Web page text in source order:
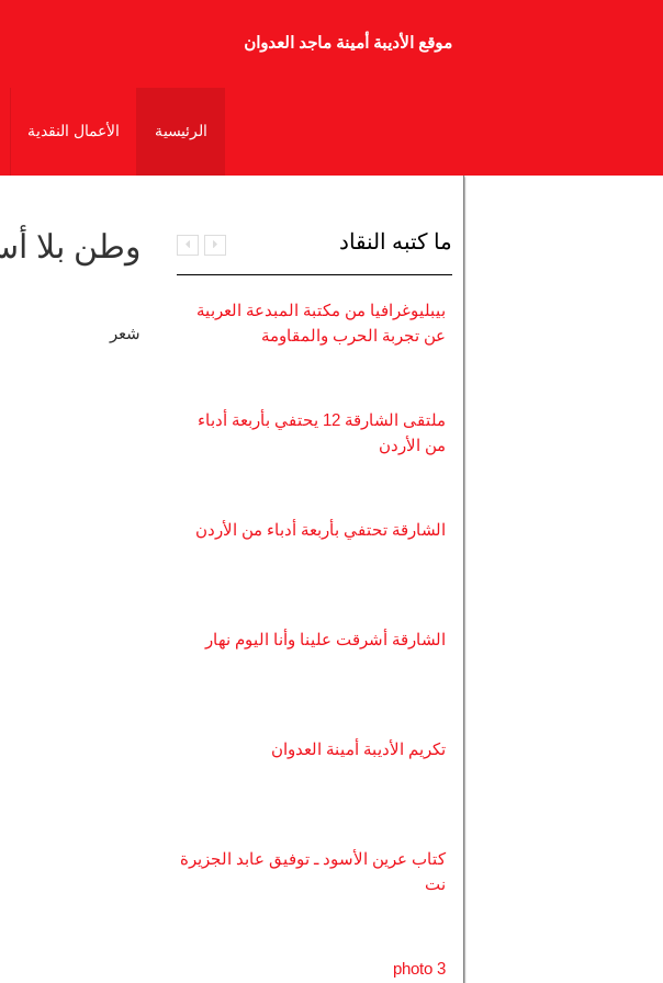
موقع الأديبة أمينة ماجد العدوان
الرئيسية الأعمال النقدية
وطن بلا
شعر
ما كتبه النقاد
أمينة العدوان بقلم وعد عبد الله العسّاف
بيبليوغرافيا من مكتبة المبدعة العربية
عن تجربة الحرب والمقاومة
ملتقى الشارقة 12 يحتفي بأربعة أدباء
من الأردن
الشارقة تحتفي بأربعة أدباء من الأردن
الشارقة أشرقت علينا وأنا اليوم نهار
تكريم الأديبة أمينة العدوان
كتاب عرين الأسود ـ توفيق عابد الجزيرة
نت
photo 3